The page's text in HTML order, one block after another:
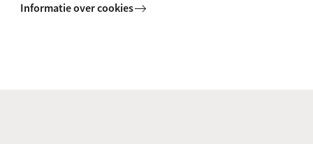
UvA-studenten
Webmail
Informatie over cookies